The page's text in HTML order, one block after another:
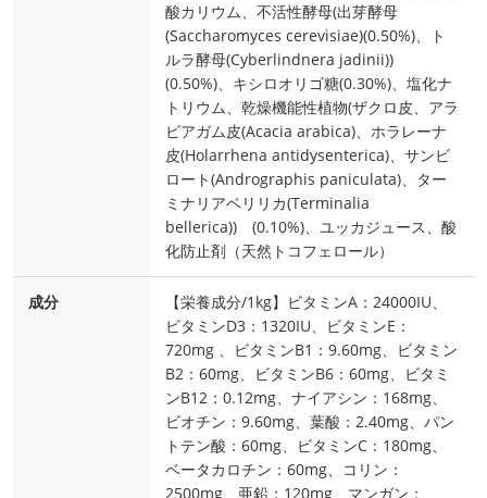
酸カリウム、不活性酵母(出芽酵母
(Saccharomyces cerevisiae)(0.50%)、ト
ルラ酵母(Cyberlindnera jadinii))
(0.50%)、キシロオリゴ糖(0.30%)、塩化ナ
トリウム、乾燥機能性植物(ザクロ皮、アラ
ビアガム皮(Acacia arabica)、ホラレーナ
皮(Holarrhena antidysenterica)、サンビ
ロート(Andrographis paniculata)、ター
ミナリアベリリカ(Terminalia
bellerica)) (0.10%)、ユッカジュース、酸
化防止剤（天然トコフェロール）
成分
【栄養成分/1kg】ビタミンA：24000IU、
ビタミンD3：1320IU、ビタミンE：
720mg 、ビタミンB1：9.60mg、ビタミン
B2：60mg、ビタミンB6：60mg、ビタミ
ンB12：0.12mg、ナイアシン：168mg、
ビオチン：9.60mg、葉酸：2.40mg、パン
トテン酸：60mg、ビタミンC：180mg、
ベータカロチン：60mg、コリン：
2500mg、亜鉛：120mg、マンガン：